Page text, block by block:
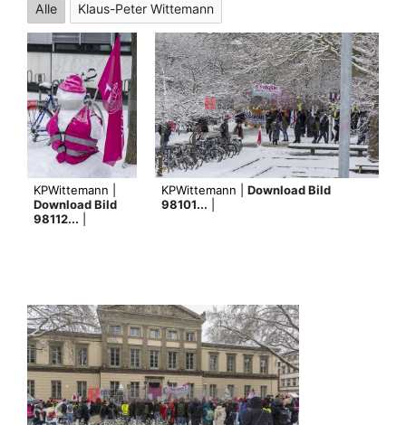
Alle Klaus-Peter Wittemann
KPWittemann |
Download Bild
98112...
KPWittemann | Download Bild
98101...